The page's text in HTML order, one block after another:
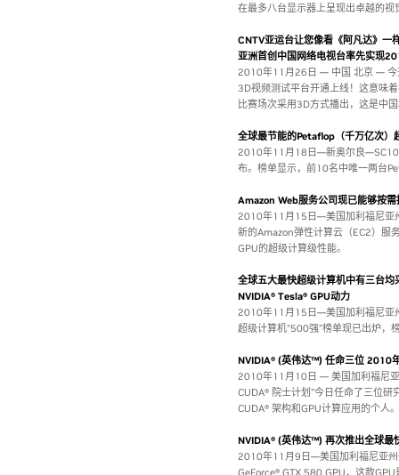
在最多八台显示器上呈现出卓越的
CNTV亚运台让您像看《阿凡达》一
亚洲首创中国网络电视台率先实现
2010年11月26日 — 中国 北京 — 今
3D视频测试平台开通上线！这意味
比赛场次采用3D方式播出，这是中
全球最节能的Petaflop（千万亿次）
2010年11月18日—新奥尔良—SC10
布。榜单显示，前10名中唯一两台
Amazon Web服务公司现已能够按
2010年11月15日—美国加利福尼亚
新的Amazon弹性计算云（EC2）服
GPU的超级计算级性能。
全球五大最快超级计算机中有三台均
NVIDIA® Tesla® GPU动力
2010年11月15日—美国加利福尼
超级计算机“500强”榜单现已出炉，
NVIDIA® (英伟达™) 任命三位 2010
2010年11月10日 — 美国加利福尼
CUDA® 院士计划”今日任命了三位
CUDA® 架构和GPU计算应用的个人。
NVIDIA® (英伟达™) 再次推出全球最
2010年11月9日—美国加利福尼亚州
GeForce® GTX 580 GPU，这款